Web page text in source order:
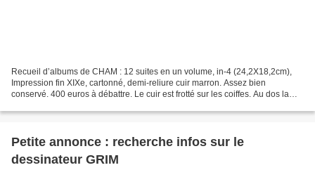
Recueil d’albums de CHAM : 12 suites en un volume, in-4 (24,2X18,2cm),
Impression fin XIXe, cartonné, demi-reliure cuir marron. Assez bien
conservé. 400 euros à débattre. Le cuir est frotté sur les coiffes. Au dos la
Petite annonce : recherche infos sur le
dessinateur GRIM